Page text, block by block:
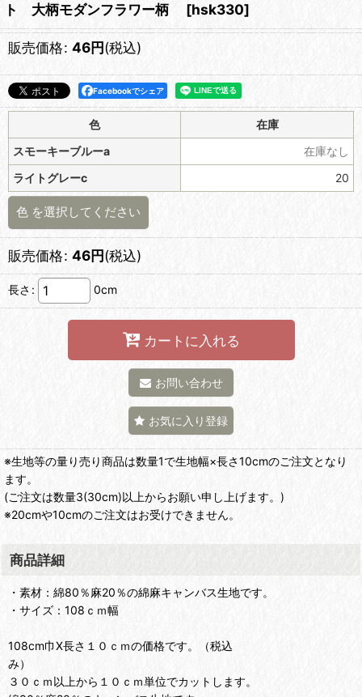
ト 大柄モダンフラワー柄
[hsk330]
販売価格: 46円(税込)
Facebookでシェア
色
在庫
スモーキーブルーa
在庫なし
ライトグレーc
20
色 を選択してください
販売価格: 46円(税込)
長さ : 0cm
カートに入れる
お問い合わせ
お気に入り登録
※生地等の量り売り商品は数量1で生地幅×長さ10cmのご注文となり
ます。
(ご注文は数量3(30cm)以上からお願い申し上げます。)
※20cmや10cmのご注文はお受けできません。
商品詳細
・素材：綿80％麻20％の綿麻キャンバス生地です。
・サイズ：108ｃｍ幅
108cm巾X長さ１０ｃｍの価格です。（税込
み）
３０ｃｍ以上から１０ｃｍ単位でカットします。